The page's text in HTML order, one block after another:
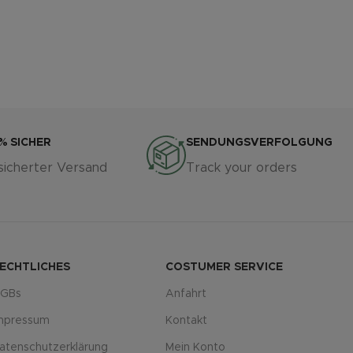
SICHER
Versand
SENDUNGSVERFOLGUNG
Track your orders
COSTUMER SERVICE
Anfahrt
Kontakt
Mein Konto